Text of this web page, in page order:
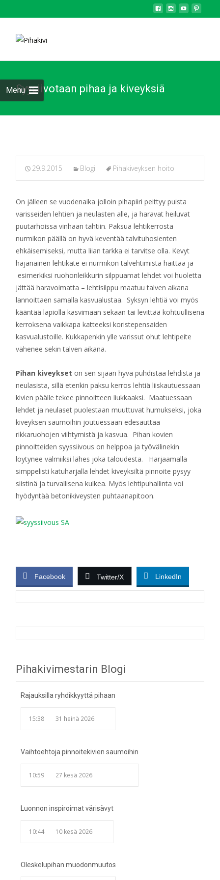
MenuSyysiivotaan pihaa ja kiveyksiä
29.9.2015 Blogi Pihakiveyksen hoito
On jälleen se vuodenaika jolloin pihapiiri peittyy puista
varisseiden lehtien ja neulasten alle, ja haravat heiluvat
puutarhoissa vinhaan tahtiin. Paksua lehtikerrosta
nurmikon päällä on hyvä keventää talvituhosienten
ehkäisemiseksi, mutta liian tarkka ei tarvitse olla. Kevyt
hajanainen lehtikate ei nurmikon talvehtimista haittaa ja
esimerkiksi ruohonleikkurin silppuamat lehdet voi huoletta
jättää haravoimatta – lehtisilppu maatuu talven aikana
lannoittaen samalla kasvualustaa. Syksyn lehtiä voi myös
kääntää lapiolla kasvimaan sekaan tai levittää kohtuullisena
kerroksena vaikkapa katteeksi koristepensaiden
kasvualustoille. Kukkapenkin ylle varissut ohut lehtipeite
vähenee sekin talven aikana.
Pihan kiveykset on sen sijaan hyvä puhdistaa lehdistä ja
neulasista, sillä etenkin paksu kerros lehtiä liiskautuessaan
kivien päälle tekee pinnoitteen liukkaaksi. Maatuessaan
lehdet ja neulaset puolestaan muuttuvat humukseksi, joka
kiveyksen saumoihin joutuessaan edesauttaa
rikkaruohojen viihtymistä ja kasvua. Pihan kovien
pinnoitteiden syyssiivous on helppoa ja työvälinekin
löytynee valmiiksi lähes joka taloudesta. Harjaamalla
simppelisti katuharjalla lehdet kiveyksiltä pinnoite pysyy
siistinä ja turvallisena kulkea. Myös lehtipuhallinta voi
hyödyntää betonikiveysten puhtaanapitoon.
Facebook Twitter/X LinkedIn
Post
navigation
Pihakivimestarin Blogi
Rajauksilla ryhdikkyyttä pihaan
15:38 31 heinä 2026
Vaihtoehtoja pinnoitekivien saumoihin
10:59 27 kesä 2026
Luonnon inspiroimat värisävyt
10:44 10 kesä 2026
Oleskelupihan muodonmuutos